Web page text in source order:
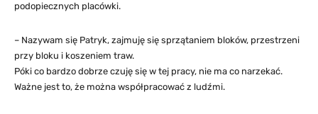
podopiecznych placówki.
– Nazywam się Patryk, zajmuję się sprzątaniem bloków, przestrzeni
przy bloku i koszeniem traw.
Póki co bardzo dobrze czuję się w tej pracy, nie ma co narzekać.
Ważne jest to, że można współpracować z ludźmi.